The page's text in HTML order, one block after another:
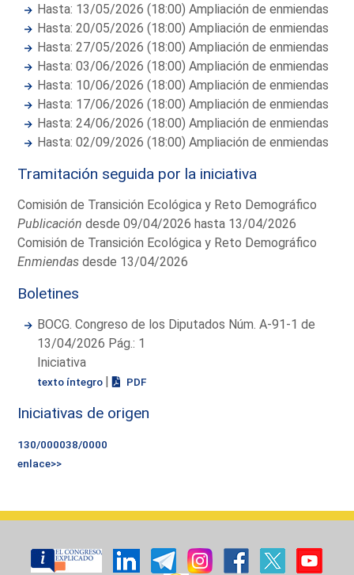
Hasta: 13/05/2026 (18:00) Ampliación de enmiendas
Hasta: 20/05/2026 (18:00) Ampliación de enmiendas
Hasta: 27/05/2026 (18:00) Ampliación de enmiendas
Hasta: 03/06/2026 (18:00) Ampliación de enmiendas
Hasta: 10/06/2026 (18:00) Ampliación de enmiendas
Hasta: 17/06/2026 (18:00) Ampliación de enmiendas
Hasta: 24/06/2026 (18:00) Ampliación de enmiendas
Hasta: 02/09/2026 (18:00) Ampliación de enmiendas
Tramitación seguida por la iniciativa
Comisión de Transición Ecológica y Reto Demográfico
Publicación desde 09/04/2026 hasta 13/04/2026
Comisión de Transición Ecológica y Reto Demográfico
Enmiendas desde 13/04/2026
Boletines
BOCG. Congreso de los Diputados Núm. A-91-1 de
13/04/2026 Pág.: 1
Iniciativa
texto íntegro | PDF
Iniciativas de origen
130/000038/0000
enlace>>